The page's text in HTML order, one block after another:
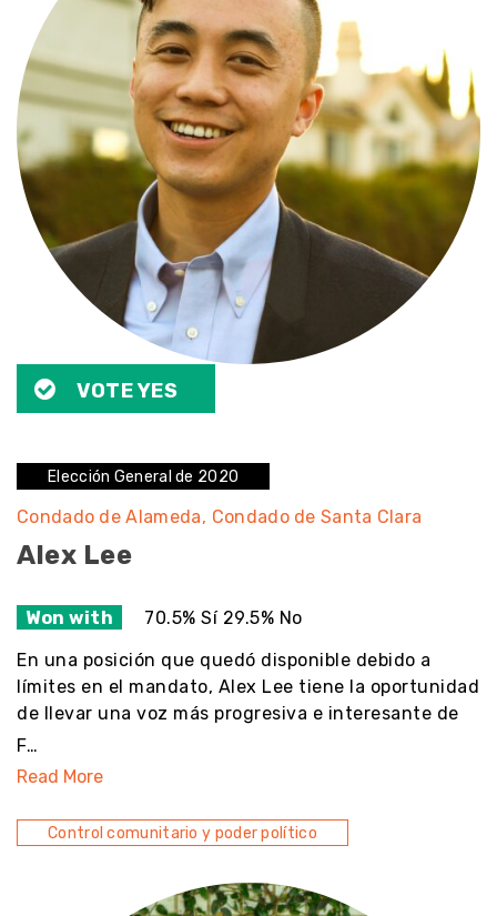
VOTE YES
Elección General de 2020
Condado de Alameda Condado de Santa Clara
Alex Lee
Won with 70.5% Sí 29.5% No
En una posición que quedó disponible debido a
límites en el mandato, Alex Lee tiene la oportunidad
de llevar una voz más progresiva e interesante de
F…
Read More
Control comunitario y poder político